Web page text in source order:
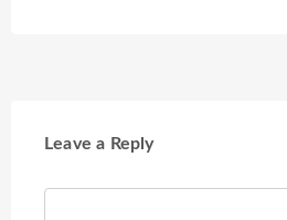
Leave a Reply